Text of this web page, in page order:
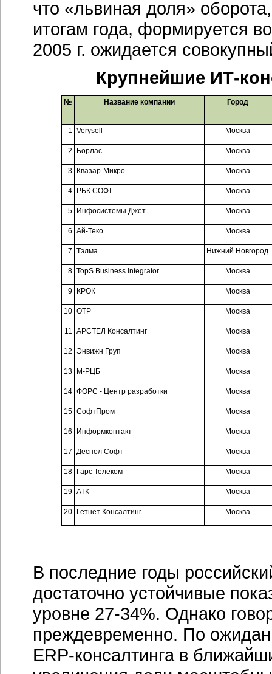
что «львиная доля»
итогам года, формируется
2005 г. ожидается
Крупнейшие ИТ-
№ Название компании Город
1 Verysell Москва
2 Борлас Москва
3 Квазар-Микро Москва
4 РБК СОФТ Москва
5 Инфосистемы Джет Москва
6 Ай-Теко Москва
7 Тэлма Нижний Новгород
8 TopS Business Integrator Москва
9 КРОК Москва
10 ОТР Москва
11 АРСТЕЛ Консалтинг Москва
12 Энвижн Груп Москва
13 М-РЦБ Москва
14 ФОРС - Центр разработки Москва
15 СофтПром Москва
16 Информконтакт Москва
17 Деснол Софт Москва
18 Гарс Телеком Москва
19 АТК Москва
20 Гетнет Консалтинг Москва
В последние годы
достаточно устойчивые
уровне 27-34%. Однако
преждевременно. По
ERP-консалтингав